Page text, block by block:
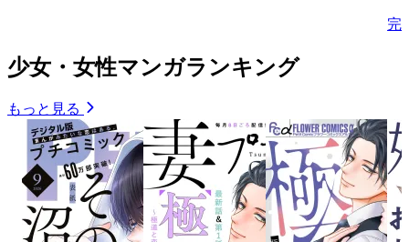
完
少女・女性マンガランキング
もっと見る